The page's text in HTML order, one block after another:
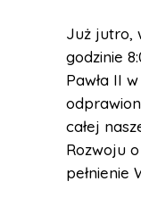
Już jutro,
godzinie
Pawła II
całej
Rozwoju
pełnienie